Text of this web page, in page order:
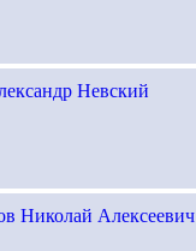
Невский
Николай Алексеевич